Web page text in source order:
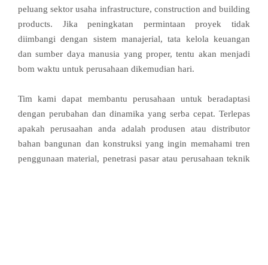
peluang sektor usaha infrastructure, construction and building
products. Jika peningkatan permintaan proyek tidak
diimbangi dengan sistem manajerial, tata kelola keuangan
dan sumber daya manusia yang proper, tentu akan menjadi
bom waktu untuk perusahaan dikemudian hari.
Tim kami dapat membantu perusahaan untuk beradaptasi
dengan perubahan dan dinamika yang serba cepat. Terlepas
apakah perusaahan anda adalah produsen atau distributor
bahan bangunan dan konstruksi yang ingin memahami tren
penggunaan material, penetrasi pasar atau perusahaan teknik